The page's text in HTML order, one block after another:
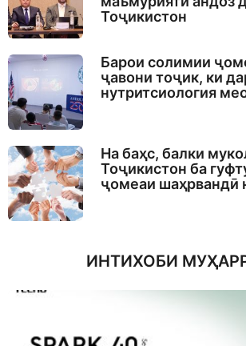
Тоҷикистон
Барои солимии
ҷавони тоҷик, ки
нутритсиология
На баҳс, балки
Тоҷикистон ба
ҷомеаи шаҳрвандӣ
ИНТИХОБИ